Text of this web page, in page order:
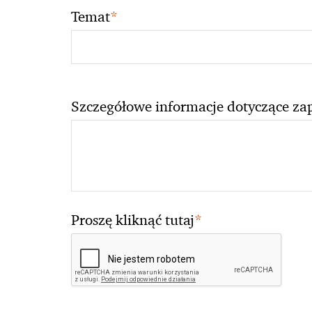
Temat*
Szczegółowe informacje dotyczące
Proszę kliknąć tutaj*